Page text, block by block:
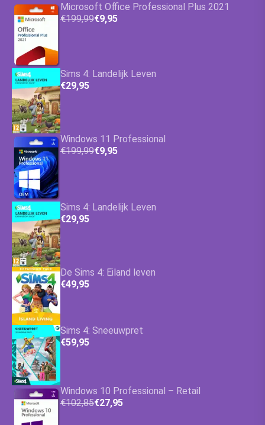
Microsoft Office Professional Plus 2021
€199,99€9,95
Sims 4: Landelijk Leven
€29,95
Windows 11 Professional
€199,99€9,95
Sims 4: Landelijk Leven
€29,95
De Sims 4: Eiland leven
€49,95
Sims 4: Sneeuwpret
€59,95
Windows 10 Professional – Retail
€102,85€27,95